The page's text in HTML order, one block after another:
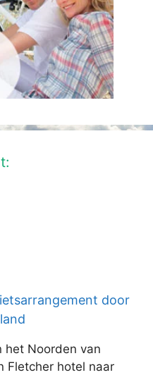
door
het Noorden van
Fletcher hotel naar